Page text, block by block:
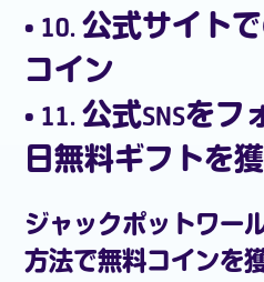
• 10. 公式サイト
コイン
• 11. 公式SNSを
日無料ギフトを
ジャックポットワー
方法で無料コインを